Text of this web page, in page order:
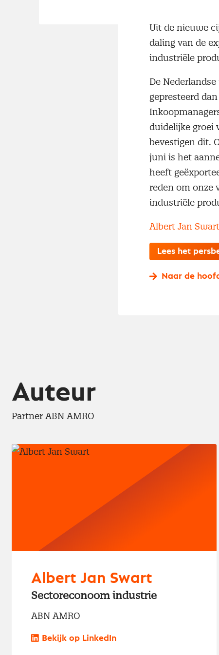
Uit de nieuwe
daling van de
industriële
De
gepresteerd
duidelijke groei
bevestigen dit.
juni is het
heeft
reden om onze
industriële
Albert Jan
Lees het
Naar de
Auteur
Partner ABN AMRO
Albert Jan Swart
Sectoreconoom industrie
ABN AMRO
Bekijk op LinkedIn